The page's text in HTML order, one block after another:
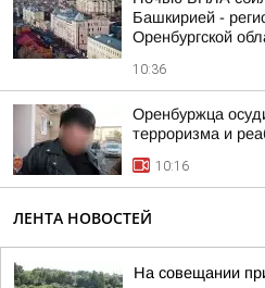
Башкирией -
Оренбургской
10:36
Оренбуржца
терроризма и
10:16
ЛЕНТА НОВОСТЕЙ
На совещании